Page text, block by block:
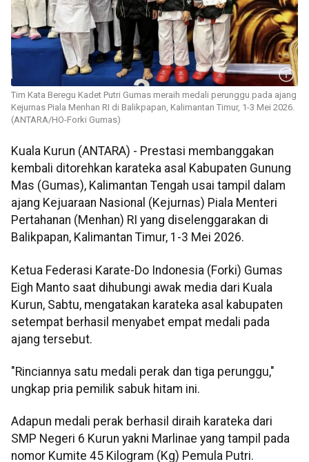
Tim Kata Beregu Kadet Putri Gumas meraih medali perunggu pada ajang
Kejurnas Piala Menhan RI di Balikpapan, Kalimantan Timur, 1-3 Mei 2026.
(ANTARA/HO-Forki Gumas)
Kuala Kurun (ANTARA) - Prestasi membanggakan
kembali ditorehkan karateka asal Kabupaten Gunung
Mas (Gumas), Kalimantan Tengah usai tampil dalam
ajang Kejuaraan Nasional (Kejurnas) Piala Menteri
Pertahanan (Menhan) RI yang diselenggarakan di
Balikpapan, Kalimantan Timur, 1-3 Mei 2026.
Ketua Federasi Karate-Do Indonesia (Forki) Gumas
Eigh Manto saat dihubungi awak media dari Kuala
Kurun, Sabtu, mengatakan karateka asal kabupaten
setempat berhasil menyabet empat medali pada
ajang tersebut.
"Rinciannya satu medali perak dan tiga perunggu,"
ungkap pria pemilik sabuk hitam ini.
Adapun medali perak berhasil diraih karateka dari
SMP Negeri 6 Kurun yakni Marlinae yang tampil pada
nomor Kumite 45 Kilogram (Kg) Pemula Putri.